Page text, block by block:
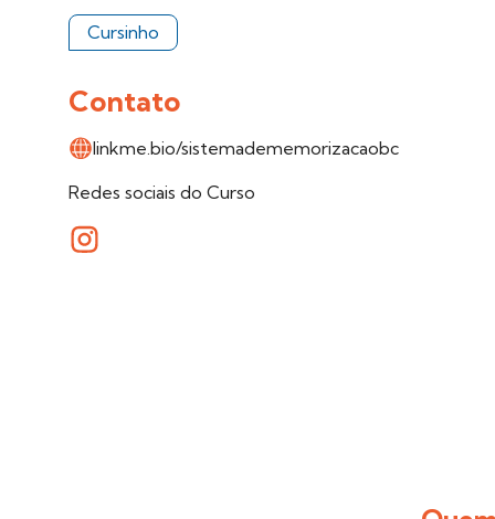
Cursinho
Contato
linkme.bio/sistemadememorizacaobc
Redes sociais do Curso